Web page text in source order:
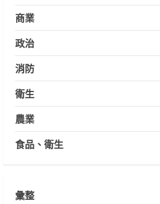
商業
政治
消防
衛生
農業
食品、衛生
彙整